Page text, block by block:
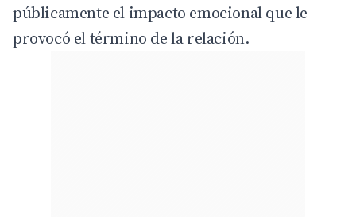
públicamente el impacto emocional que le
provocó el término de la relación.